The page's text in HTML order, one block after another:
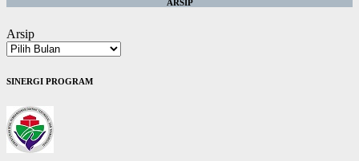
ARSIP
Arsip
SINERGI PROGRAM